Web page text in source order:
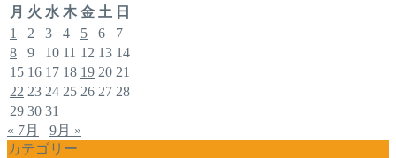
月 火 水 木 金 土 日
1
2 3 4 5 6
7
8
9 10 11 12 13 14
15 16 17 18 19 20 21
22 23 24 25 26 27 28
29 30 31
« 7月
9月 »
カテゴリー